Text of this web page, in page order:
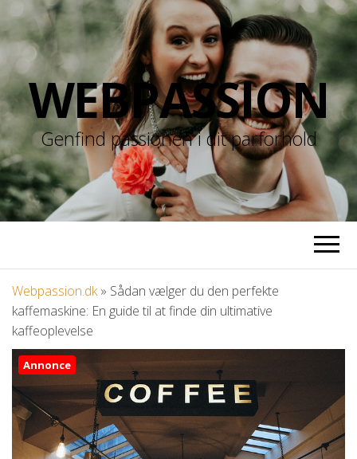
WEBPASSION
Genfind passionen i dit parforhold
Webpassion.dk» Sådan vælger du den perfekte
kaffemaskine: En guide til at finde din ultimative
kaffeoplevelse
Annonce